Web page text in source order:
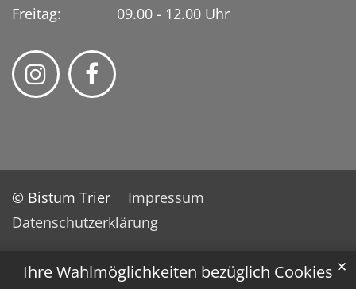
Ihre Wahlmöglichkeiten bezüglich Cookies ✕
Freitag: 09.00 - 12.00 Uhr
© Bistum Trier
Impressum
Datenschutzerklärung